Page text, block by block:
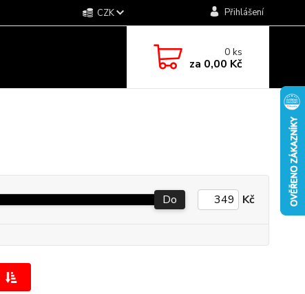
CZK Přihlášení
0ks
za 0,00 Kč
Do Kč